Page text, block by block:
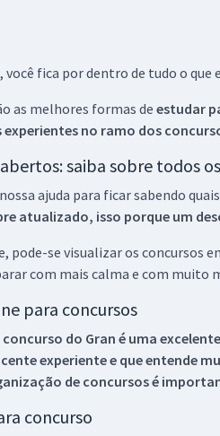
você fica por dentro de tudo o
as melhores formas de estudar
no ramo dos
saiba sobre todos
ajuda para ficar sabendo
atualizado, isso porque um
pode-se visualizar os concursos
com mais calma e com muito
para concursos
do Gran é uma
experiente e que entende
de concursos é
concurso